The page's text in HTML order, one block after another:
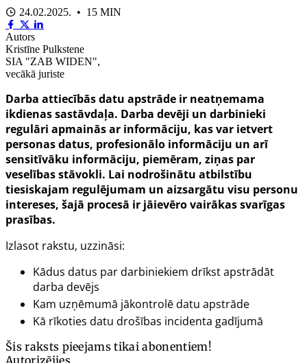
24.02.2025. • 15 MIN
Autors
Kristīne Pulkstene
SIA "ZAB WIDEN",
vecākā juriste
Darba attiecībās datu apstrāde ir neatņemama
ikdienas sastāvdaļa. Darba devēji un darbinieki
regulāri apmainās ar informāciju, kas var ietvert
personas datus, profesionālo informāciju un arī
sensitīvāku informāciju, piemēram, ziņas par
veselības stāvokli. Lai nodrošinātu atbilstību
tiesiskajam regulējumam un aizsargātu visu personu
intereses, šajā procesā ir jāievēro vairākas svarīgas
prasības.
Izlasot rakstu, uzzināsi:
Kādus datus par darbiniekiem drīkst apstrādāt
darba devējs
Kam uzņēmumā jākontrolē datu apstrāde
Kā rīkoties datu drošības incidenta gadījumā
Šis raksts pieejams tikai abonentiem!
Autorizējies